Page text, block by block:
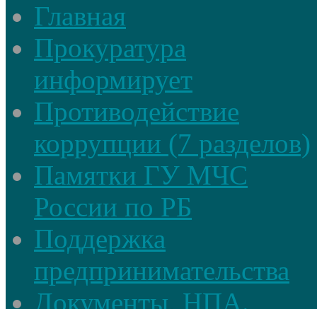
Главная
Прокуратура
информирует
Противодействие
коррупции (7 разделов)
Памятки ГУ МЧС
России по РБ
Поддержка
предпринимательства
Документы, НПА.